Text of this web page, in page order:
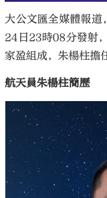
大公文匯全媒體報道
24日23時08分發射
家盈組成，朱楊柱擔
航天員朱楊柱簡歷